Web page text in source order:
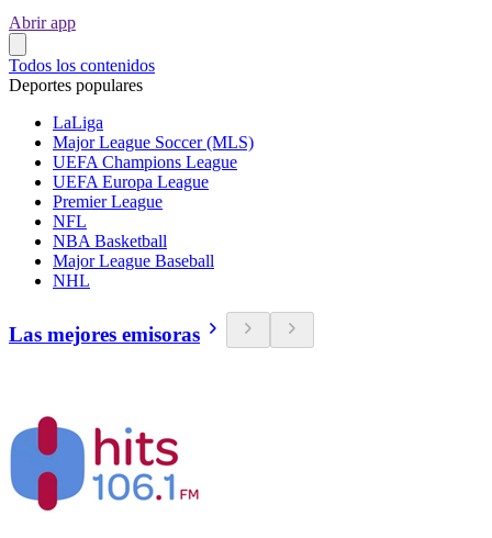
Abrir app
Todos los contenidos
Deportes populares
LaLiga
Major League Soccer (MLS)
UEFA Champions League
UEFA Europa League
Premier League
NFL
NBA Basketball
Major League Baseball
NHL
Las mejores emisoras